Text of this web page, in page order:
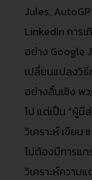
Jules,
LinkedIn การ
อย่าง Google
เปลี่ยนแปลงวิ
อย่างสิ้นเชิง พ
ไป แต่เป็น “ผู้มี
วิเคราะห์ เขีย
ไม่ต้องมีการแ
วิเคราะห์ความ